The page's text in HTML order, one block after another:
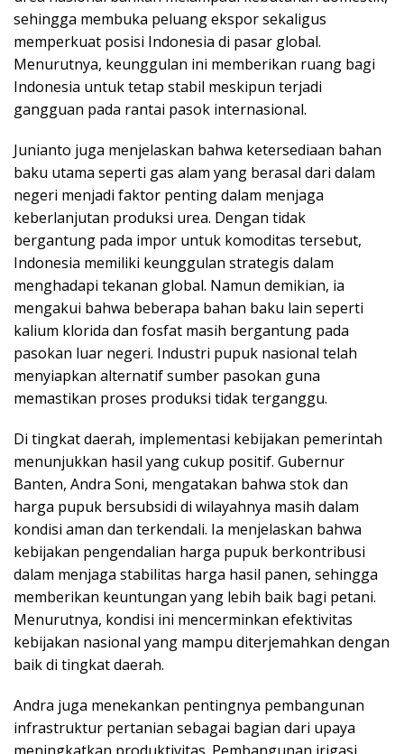
sehingga membuka peluang ekspor sekaligus
memperkuat posisi Indonesia di pasar global.
Menurutnya, keunggulan ini memberikan ruang bagi
Indonesia untuk tetap stabil meskipun terjadi
gangguan pada rantai pasok internasional.
Junianto juga menjelaskan bahwa ketersediaan bahan
baku utama seperti gas alam yang berasal dari dalam
negeri menjadi faktor penting dalam menjaga
keberlanjutan produksi urea. Dengan tidak
bergantung pada impor untuk komoditas tersebut,
Indonesia memiliki keunggulan strategis dalam
menghadapi tekanan global. Namun demikian, ia
mengakui bahwa beberapa bahan baku lain seperti
kalium klorida dan fosfat masih bergantung pada
pasokan luar negeri. Industri pupuk nasional telah
menyiapkan alternatif sumber pasokan guna
memastikan proses produksi tidak terganggu.
Di tingkat daerah, implementasi kebijakan pemerintah
menunjukkan hasil yang cukup positif. Gubernur
Banten, Andra Soni, mengatakan bahwa stok dan
harga pupuk bersubsidi di wilayahnya masih dalam
kondisi aman dan terkendali. Ia menjelaskan bahwa
kebijakan pengendalian harga pupuk berkontribusi
dalam menjaga stabilitas harga hasil panen, sehingga
memberikan keuntungan yang lebih baik bagi petani.
Menurutnya, kondisi ini mencerminkan efektivitas
kebijakan nasional yang mampu diterjemahkan dengan
baik di tingkat daerah.
Andra juga menekankan pentingnya pembangunan
infrastruktur pertanian sebagai bagian dari upaya